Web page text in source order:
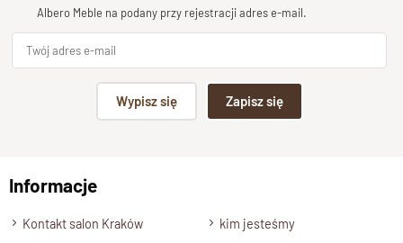
Albero Meble na podany przy rejestracji adres e-mail.
Wypisz się Zapisz się
Informacje
Kontakt salon Kraków
kim jesteśmy